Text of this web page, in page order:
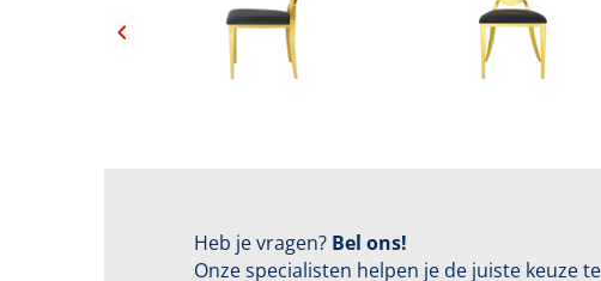
Heb je vragen? Bel ons!
Onze specialisten helpen je de juiste keuze